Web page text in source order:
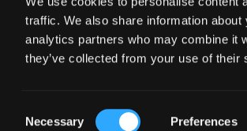
traffic. We also share information
analytics partners who may combine it
they’ve collected from your use of their
Necessary Preferences